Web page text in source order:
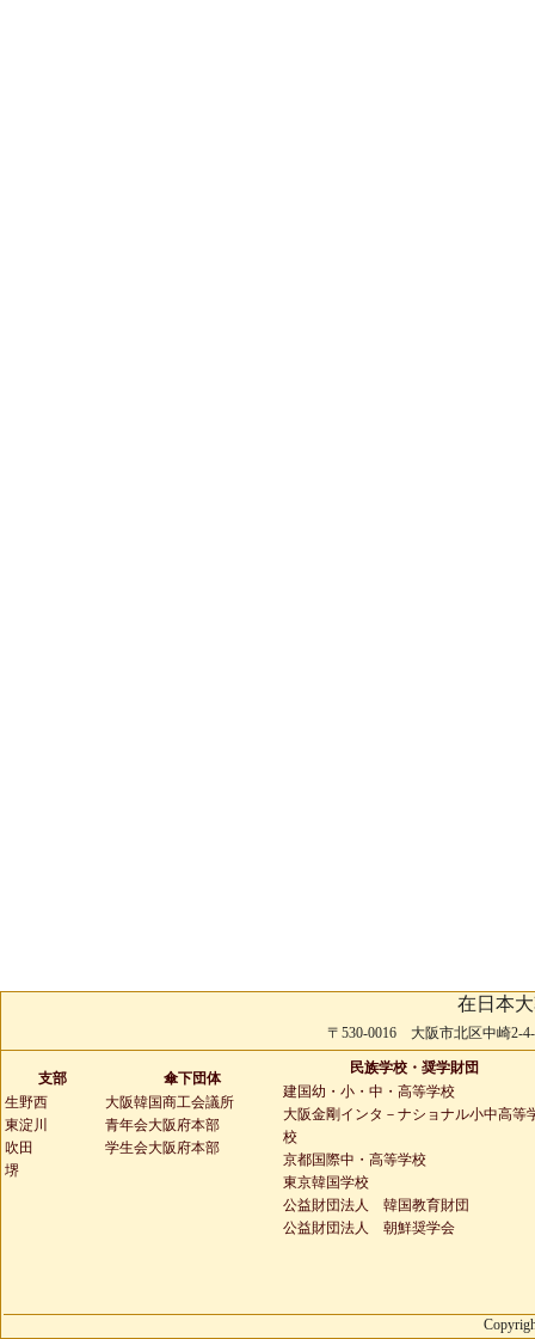
在日本
〒530-0016 大阪市北区中崎2-
支部
生野西
東淀川
吹田
堺
傘下団体
大阪韓国商工会議所
青年会大阪府本部
学生会大阪府本部
民族学校・奨学財団
建国幼・小・中・高等学校
大阪金剛インタ－ナショナル小中高等
校
京都国際中・高等学校
東京韓国学校
公益財団法人 韓国教育財団
公益財団法人 朝鮮奨学会